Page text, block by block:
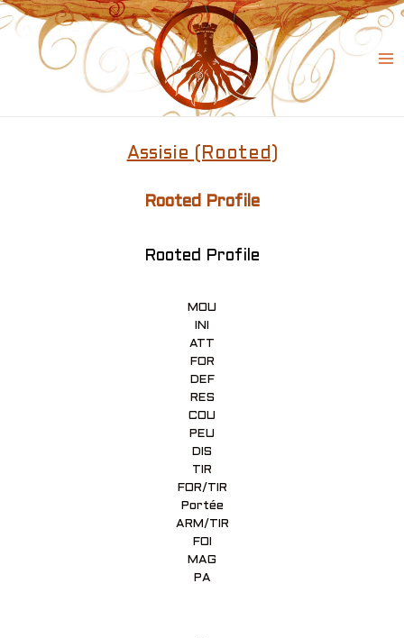
Skip
to
content
Assisie (Rooted)
Rooted Profile
Rooted Profile
MOU
INI
ATT
FOR
DEF
RES
COU
PEU
DIS
TIR
FOR/TIR
Portée
ARM/TIR
FOI
MAG
PA